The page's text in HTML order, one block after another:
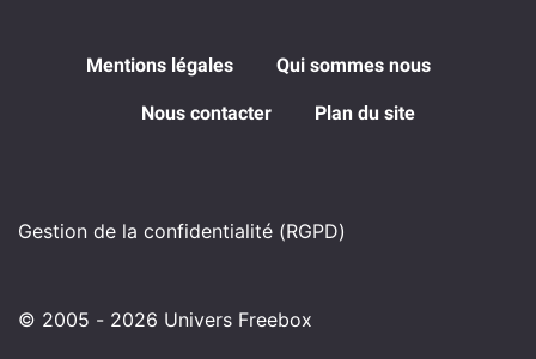
Mentions légales Qui sommes nous
Nous contacter Plan du site
Gestion de la confidentialité (RGPD)
© 2005 - 2026 Univers Freebox